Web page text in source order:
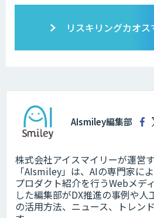
リスキリングカオ
AIsmiley編集部
株式会社アイスマイリーが運営
「AIsmiley」は、AIの専門家に
プロダクト紹介を行うWebメデ
した編集部がDX推進の事例や
の活用方法、ニュース、トレン